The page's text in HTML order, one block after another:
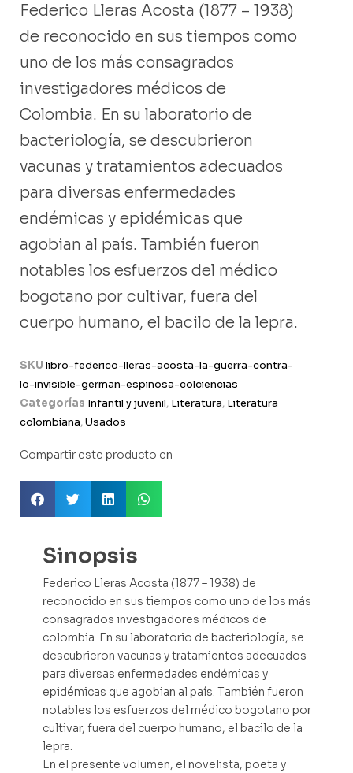
Federico Lleras Acosta (1877 – 1938)
de reconocido en sus tiempos como
uno de los más consagrados
investigadores médicos de
Colombia. En su laboratorio de
bacteriología, se descubrieron
vacunas y tratamientos adecuados
para diversas enfermedades
endémicas y epidémicas que
agobian al país. También fueron
notables los esfuerzos del médico
bogotano por cultivar, fuera del
cuerpo humano, el bacilo de la lepra.
SKUlibro-federico-lleras-acosta-la-guerra-contra-
lo-invisible-german-espinosa-colciencias
Categorías Infantil y juvenil, Literatura, Literatura
colombiana,Usados
Compartir este producto en
Sinopsis
Federico Lleras Acosta (1877 – 1938) de
reconocido en sus tiempos como uno de los más
consagrados investigadores médicos de
colombia. En su laboratorio de bacteriología, se
descubrieron vacunas y tratamientos adecuados
para diversas enfermedades endémicas y
epidémicas que agobian al país. También fueron
notables los esfuerzos del médico bogotano por
cultivar, fuera del cuerpo humano, el bacilo de la
lepra.
En el presente volumen, el novelista, poeta y